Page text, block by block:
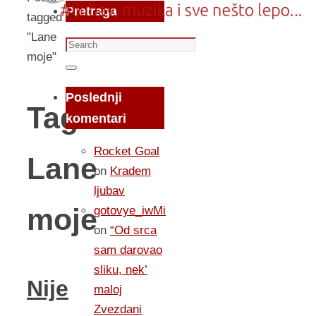
tagged
"Lane
moje"
Tag:
Lane
moje
Nije
Pretraga
Search
for:
Search
Poslednji
komentari
Rocket Goal
on Kradem
ljubav
gotovye_iwMi
on “Od srca
sam darovao
sliku, nek’
maloj
Zvezdani